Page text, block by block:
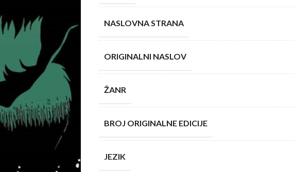
NASLOVNA STRANA
ORIGINALNI NASLOV
ŽANR
BROJ ORIGINALNE EDICIJE
JEZIK